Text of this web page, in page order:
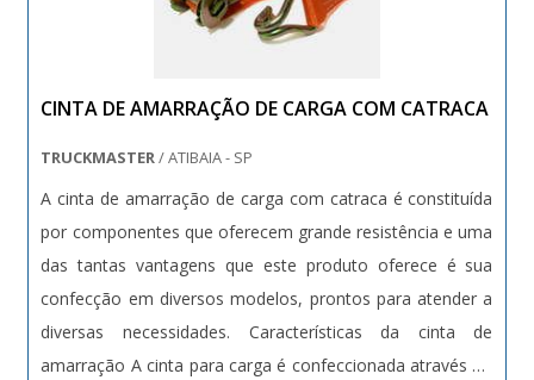
CINTA DE AMARRAÇÃO DE CARGA COM CATRACA
TRUCKMASTER/ ATIBAIA - SP
A cinta de amarração de carga com catraca é constituída
por componentes que oferecem grande resistência e uma
das tantas vantagens que este produto oferece é sua
confecção em diversos modelos, prontos para atender a
diversas necessidades. Características da cinta de
amarração A cinta para carga é confeccionada através do